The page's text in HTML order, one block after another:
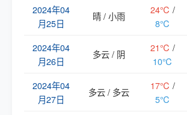
2024年04
月25日
晴 / 小雨
24℃ /
8℃
2024年04
月26日
多云 / 阴
21℃ /
10℃
2024年04
月27日
多云 / 多云
17℃ /
5℃